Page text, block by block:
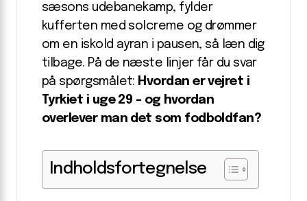
sæsons udebanekamp, fylder
kufferten med solcreme og drømmer
om en iskold ayran i pausen, så læn dig
tilbage. På de næste linjer får du svar
på spørgsmålet: Hvordan er vejret i
Tyrkiet i uge 29 – og hvordan
overlever man det som fodboldfan?
Indholdsfortegnelse